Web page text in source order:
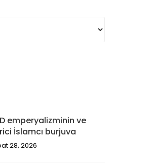
emperyalizminin ve
İslamcı burjuva
28, 2026